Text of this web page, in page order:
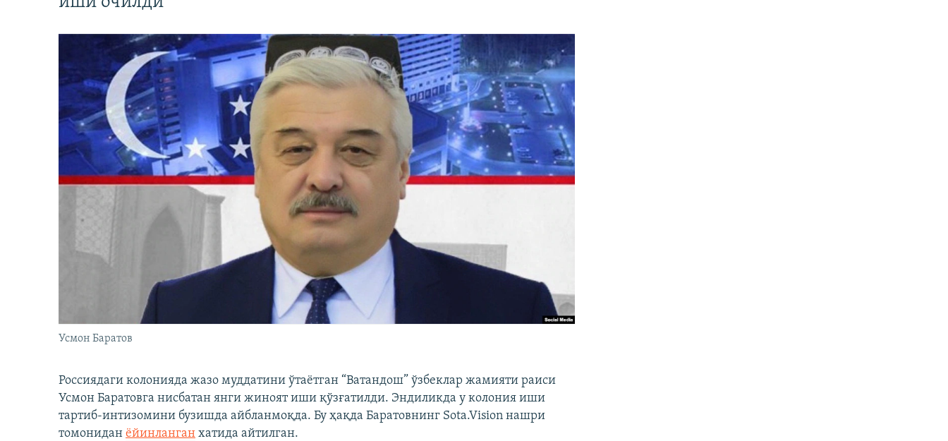
Усмон Баратов
Россиядаги колонияда жазо муддатини ўтаётган “Ватандош” ўзбеклар жамияти раиси
Усмон Баратовга нисбатан янги жиноят иши қўзғатилди. Эндиликда у колония иши
тартиб-интизомини бузишда айбланмоқда. Бу ҳақда Баратовнинг Sota.Vision нашри
томонидан ёйинланган хатида айтилган.